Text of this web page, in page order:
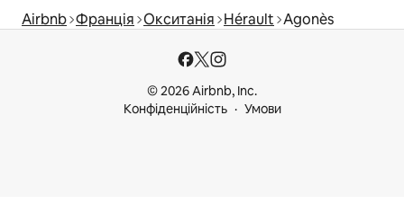
Airbnb Франція Окситанія Hérault Agonès
© 2026 Airbnb, Inc.
Конфіденційність
Умови